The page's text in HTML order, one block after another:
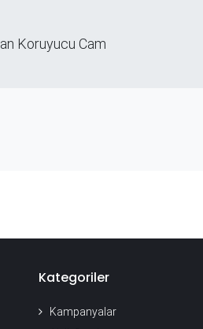
Koruyucu Cam
Kategoriler
Kampanyalar